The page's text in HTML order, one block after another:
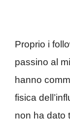
Proprio i
passino al
hanno
fisica
non ha dato